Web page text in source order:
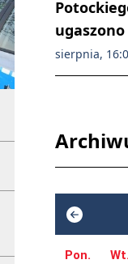
sierpnia,
Pon. Wt.